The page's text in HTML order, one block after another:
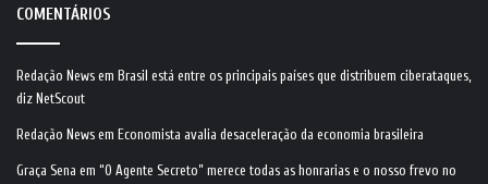
COMENTÁRIOS
Redação News em Brasil está entre os principais países que distribuem ciberataques,
diz NetScout
Redação News em Economista avalia desaceleração da economia brasileira
Graça Sena em “O Agente Secreto” merece todas as honrarias e o nosso frevo no